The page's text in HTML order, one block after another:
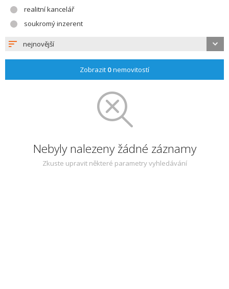
realitní kancelář
soukromý inzerent
nejnovější
Zobrazit 0nemovitostí
Nebyly nalezeny žádné záznamy
Zkuste upravit některé parametry vyhledávání